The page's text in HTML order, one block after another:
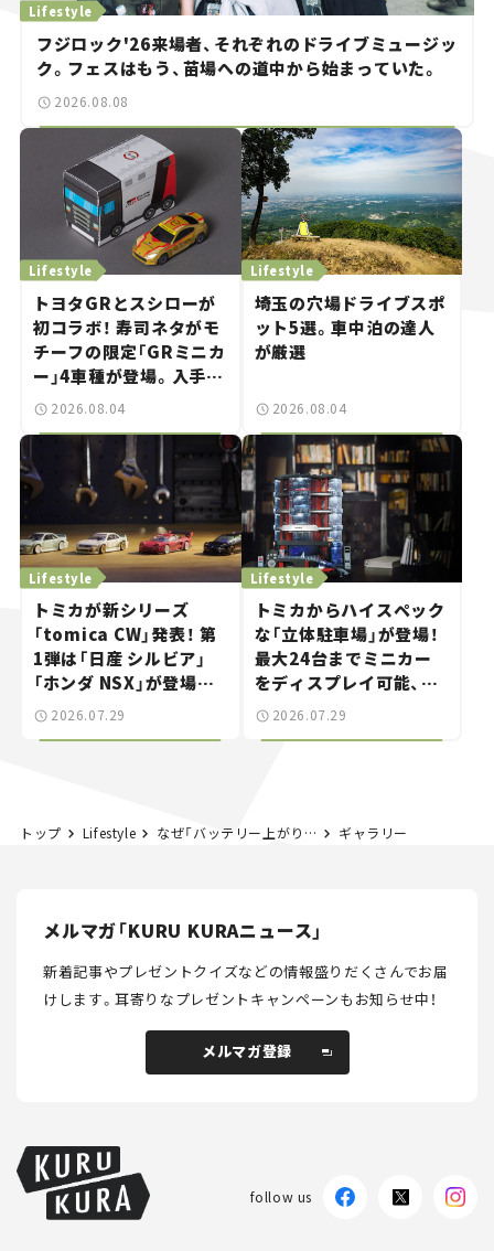
フジロック'26来場者、それぞれのドライブミュージッ
ク。フェスはもう、苗場への道中から始まっていた。
Lifestyle
2026.08.08
トヨタGRとスシローが
初コラボ！ 寿司ネタがモ
チーフの限定「GRミニカ
ー」4車種が登場。入手方
法は？【クルマとホビー】
Lifestyle
2026.08.04
埼玉の穴場ドライブスポ
ット5選。車中泊の達人
が厳選
Lifestyle
2026.08.04
トミカが新シリーズ
「tomica CW」発表！ 第
1弾は「日産 シルビア」
「ホンダ NSX」が登場。
世界が注目す
Lifestyle
2026.07.29
トミカからハイスペック
な「立体駐車場」が登場！
最大24台までミニカー
をディスプレイ可能、特
別な「日産 GT-R
Lifestyle
2026.07.29
トップ Lifestyle なぜ「バッテリー上がり」は起こる？ この“前兆”に思い当たったら要注意！ ギャラリー
メルマガ「KURU KURAニュース」
新着記事やプレゼントクイズなどの情報盛りだくさんでお届
けします。耳寄りなプレゼントキャンペーンもお知らせ中！
メルマガ登録
follow us